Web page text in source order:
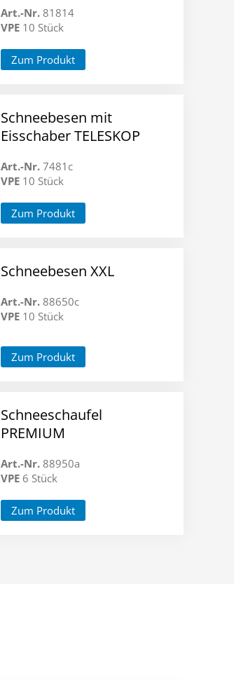
Art.-Nr. 81814
VPE10 Stück
Zum Produkt
Schneebesen mit
Eisschaber TELESKOP
Art.-Nr. 7481c
VPE10 Stück
Zum Produkt
Schneebesen XXL
Art.-Nr. 88650c
VPE10 Stück
Zum Produkt
Schneeschaufel
PREMIUM
Art.-Nr. 88950a
VPE6 Stück
Zum Produkt